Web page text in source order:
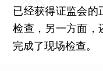
已经获得证监会的
检查，另一方面，
完成了现场检查。